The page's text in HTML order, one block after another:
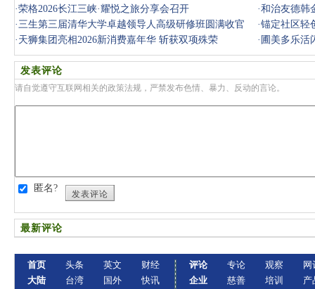
满落幕
·荣格2026长江三峡·耀悦之旅分享会召开 ·和治友德韩
强总理工商
·三生第三届清华大学卓越领导人高级研修班圆满收官 ·锚定社区轻
· 天狮集团亮相2026新消费嘉年华 斩获双项殊荣 · 圃美多乐活
奖
发表评论
请自觉遵守互联网相关的政策法规，严禁发布色情、暴力、反动的言论。
匿名?
发表评论
最新评论
首页
大陆
头条
台湾
英文
国外
财经
快讯
评论
企业
专论
慈善
观察
培训
网
产